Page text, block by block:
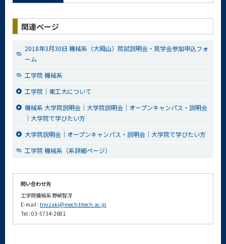
関連ページ
2018年3月30日 機械系（大岡山）院試説明会・見学会参加申込フォ
ーム
工学院 機械系
工学院｜東工大について
機械系 大学院説明会｜大学院説明会｜オープンキャンパス・説明会
｜大学院で学びたい方
大学院説明会｜オープンキャンパス・説明会｜大学院で学びたい方
工学院 機械系（系詳細ページ）
問い合わせ先
工学院機械系 野崎智洋
E-mail : tnozaki@mech.titech.ac.jp
Tel : 03-5734-2681